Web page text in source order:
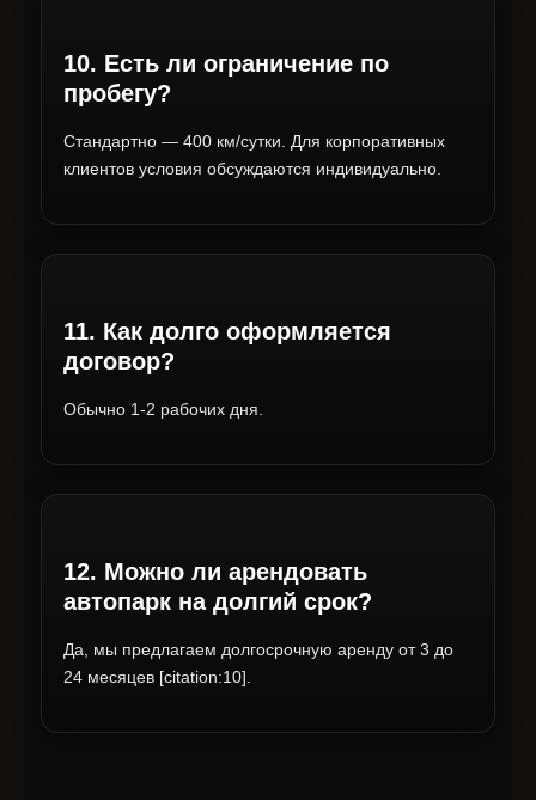
10. Есть ли ограничение по
пробегу?
Стандартно — 400 км/сутки. Для корпоративных
клиентов условия обсуждаются индивидуально.
11. Как долго оформляется
договор?
Обычно 1-2 рабочих дня.
12. Можно ли арендовать
автопарк на долгий срок?
Да, мы предлагаем долгосрочную аренду от 3 до
24 месяцев [citation:10].